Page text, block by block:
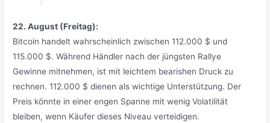
22. August (Freitag):
Bitcoin handelt wahrscheinlich zwischen 112.000 $ und
115.000 $. Während Händler nach der jüngsten Rallye
Gewinne mitnehmen, ist mit leichtem bearishen Druck zu
rechnen. 112.000 $ dienen als wichtige Unterstützung. Der
Preis könnte in einer engen Spanne mit wenig Volatilität
bleiben, wenn Käufer dieses Niveau verteidigen.